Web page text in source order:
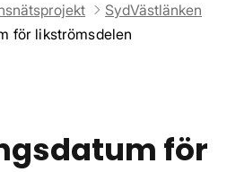
SydVästlänken
för likströmsdelen
för